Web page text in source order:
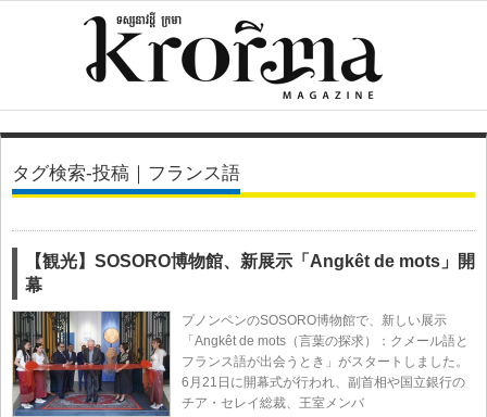
タグ検索-投稿｜フランス語
【観光】SOSORO博物館、新展示「Angkêt de mots」開
幕
プノンペンのSOSORO博物館で、新しい展示
「Angkêt de mots（言葉の探求）：クメール語と
フランス語が出会うとき」がスタートしました。
6月21日に開幕式が行われ、副首相や国立銀行の
チア・セレイ総裁、王室メンバ